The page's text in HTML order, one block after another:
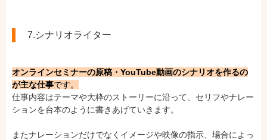
7.シナリオライター
オンラインセミナーの原稿・YouTube動画のシナリオを作るの
が主な仕事です。
仕事内容はテーマや大枠のストーリーに沿って、セリフやナレー
ションを台本のように書きあげていきます。
またナレーションだけでなくイメージや映像の指示、場合によっ